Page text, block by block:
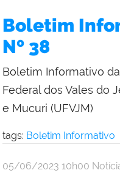
Boletim
Nº 38
Boletim Informativo
Federal dos Vales do
e Mucuri (UFVJM)
tags: Boletim Informativo
publicado
05/06/2023 10h00